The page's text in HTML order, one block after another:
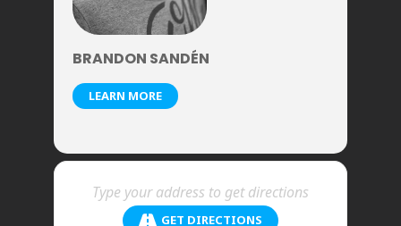
BRANDON SANDÉN
LEARN MORE
GET DIRECTIONS